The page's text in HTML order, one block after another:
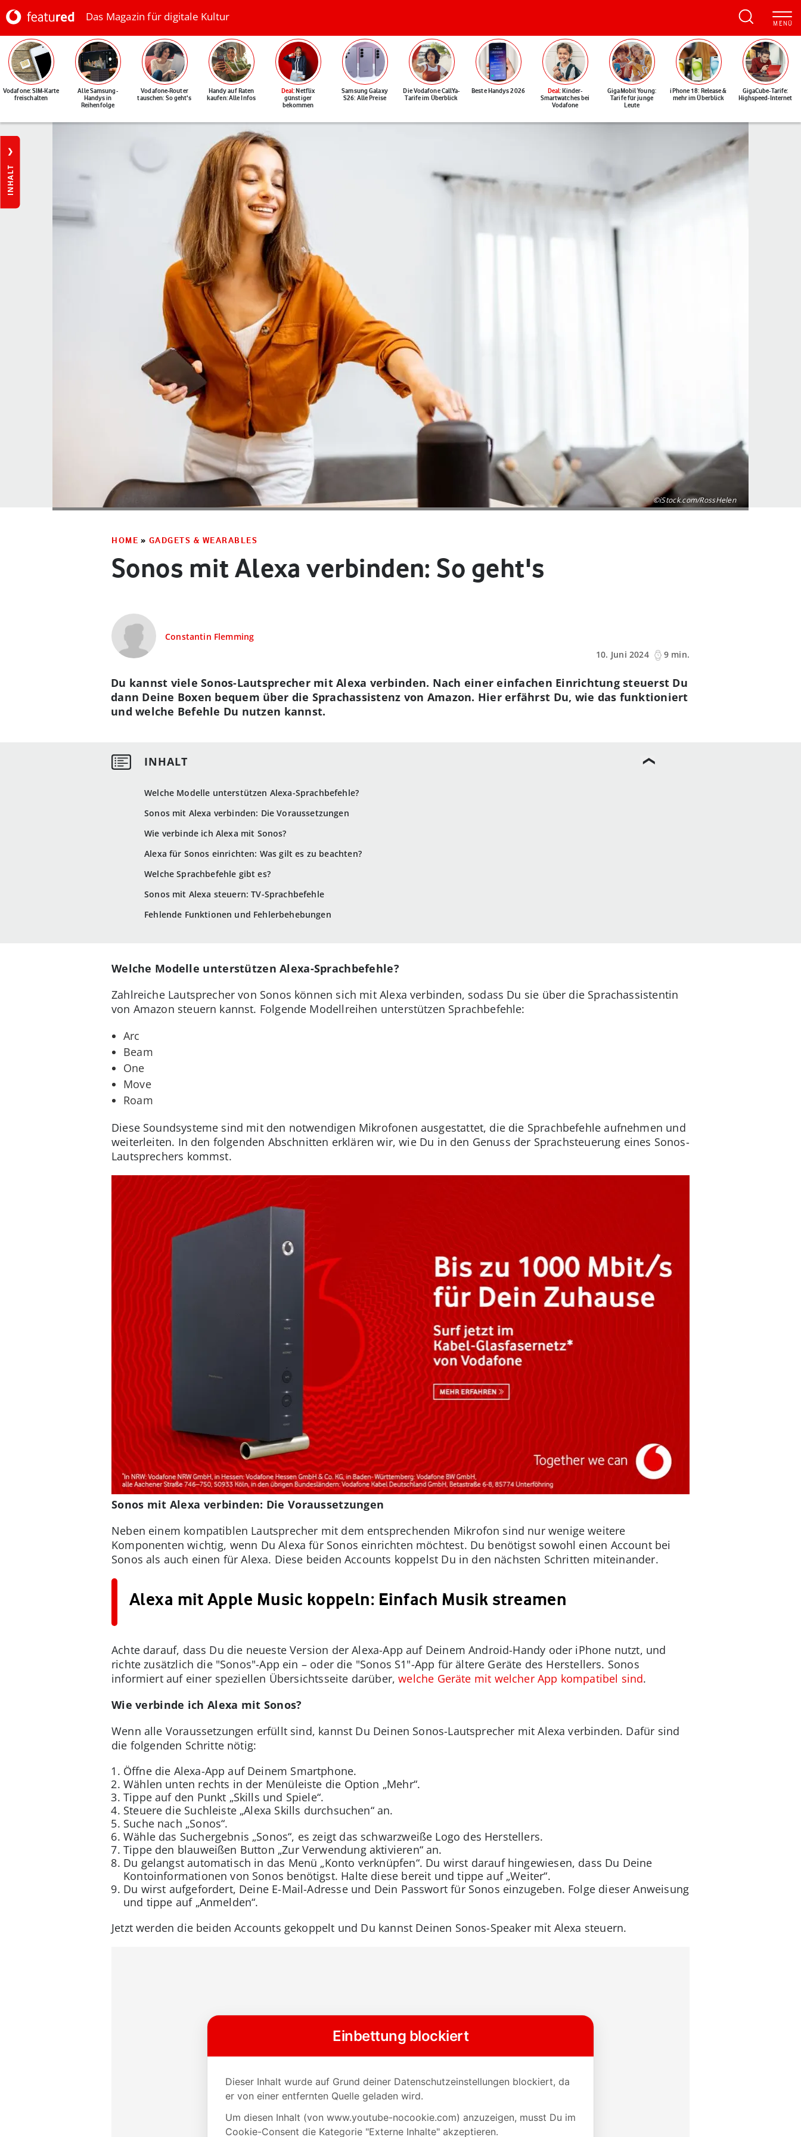
Das Magazin für digitale Kultur
Vodafone: SIM-Karte
freischalten
Alle Samsung-
Handys in
Reihenfolge
Vodafone-Router
tauschen: So geht's
Handy auf Raten
kaufen: Alle Infos
Deal: Netflix
günstiger
bekommen
Samsung Galaxy
S26: Alle Preise
Die Vodafone CallYa-
Tarife im Überblick
Beste Handys 2026 Deal: Kinder-
Smartwatches bei
Vodafone
GigaMobil Young:
Tarife für junge
Leute
iPhone 18: Release &
mehr im Überblick
GigaCube-Tarife:
Highspeed-Internet
INHALT
©iStock.com/RossHelen
HOME » GADGETS & WEARABLES
Sonos mit Alexa verbinden: So geht's
Constantin Flemming
10. Juni 2024
9 min.
Welche Modelle unterstützen Alexa-Sprachbefehle?
Sonos mit Alexa verbinden: Die Voraussetzungen
Wie verbinde ich Alexa mit Sonos?
Alexa für Sonos einrichten: Was gilt es zu beachten?
Welche Sprachbefehle gibt es?
Sonos mit Alexa steuern: TV-Sprachbefehle
Fehlende Funktionen und Fehlerbehebungen
Du kannst viele Sonos-Lautsprecher mit Alexa verbinden. Nach einer einfachen Einrichtung steuerst Du
dann Deine Boxen bequem über die Sprachassistenz von Amazon. Hier erfährst Du, wie das funktioniert
und welche Befehle Du nutzen kannst.
Welche Modelle unterstützen Alexa-Sprachbefehle?
Zahlreiche Lautsprecher von Sonos können sich mit Alexa verbinden, sodass Du sie über die Sprachassistentin
von Amazon steuern kannst. Folgende Modellreihen unterstützen Sprachbefehle:
Arc
Beam
One
Move
Roam
Diese Soundsysteme sind mit den notwendigen Mikrofonen ausgestattet, die die Sprachbefehle aufnehmen und
weiterleiten. In den folgenden Abschnitten erklären wir, wie Du in den Genuss der Sprachsteuerung eines Sonos-
Lautsprechers kommst.
Sonos mit Alexa verbinden: Die Voraussetzungen
Neben einem kompatiblen Lautsprecher mit dem entsprechenden Mikrofon sind nur wenige weitere
Komponenten wichtig, wenn Du Alexa für Sonos einrichten möchtest. Du benötigst sowohl einen Account bei
Sonos als auch einen für Alexa. Diese beiden Accounts koppelst Du in den nächsten Schritten miteinander.
Alexa mit Apple Music koppeln: Einfach Musik streamen
Achte darauf, dass Du die neueste Version der Alexa-App auf Deinem Android-Handy oder iPhone nutzt, und
richte zusätzlich die "Sonos"-App ein – oder die "Sonos S1"-App für ältere Geräte des Herstellers. Sonos
informiert auf einer speziellen Übersichtsseite darüber,welche Geräte mit welcher App kompatibel sind.
Wie verbinde ich Alexa mit Sonos?
Wenn alle Voraussetzungen erfüllt sind, kannst Du Deinen Sonos-Lautsprecher mit Alexa verbinden. Dafür sind
die folgenden Schritte nötig:
Öffne die Alexa-App auf Deinem Smartphone.
Wählen unten rechts in der Menüleiste die Option „Mehr“.
Tippe auf den Punkt „Skills und Spiele“.
Steuere die Suchleiste „Alexa Skills durchsuchen“ an.
Suche nach „Sonos“.
Wähle das Suchergebnis „Sonos“, es zeigt das schwarzweiße Logo des Herstellers.
Tippe den blauweißen Button „Zur Verwendung aktivieren“ an.
Du gelangst automatisch in das Menü „Konto verknüpfen“. Du wirst darauf hingewiesen, dass Du Deine
Kontoinformationen von Sonos benötigst. Halte diese bereit und tippe auf „Weiter“.
Du wirst aufgefordert, Deine E-Mail-Adresse und Dein Passwort für Sonos einzugeben. Folge dieser Anweisung
und tippe auf „Anmelden“.
Jetzt werden die beiden Accounts gekoppelt und Du kannst Deinen Sonos-Speaker mit Alexa steuern.